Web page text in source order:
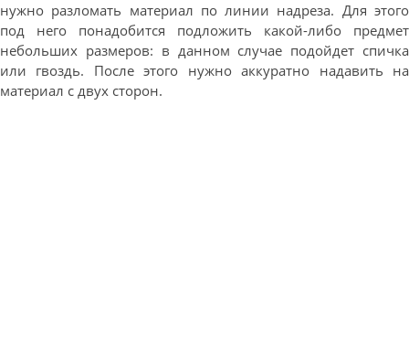
нужно разломать материал по линии надреза. Для этого
под него понадобится подложить какой-либо предмет
небольших размеров: в данном случае подойдет спичка
или гвоздь. После этого нужно аккуратно надавить на
материал с двух сторон.